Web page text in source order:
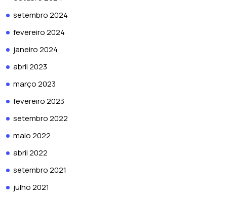
setembro 2024
fevereiro 2024
janeiro 2024
abril 2023
março 2023
fevereiro 2023
setembro 2022
maio 2022
abril 2022
setembro 2021
julho 2021